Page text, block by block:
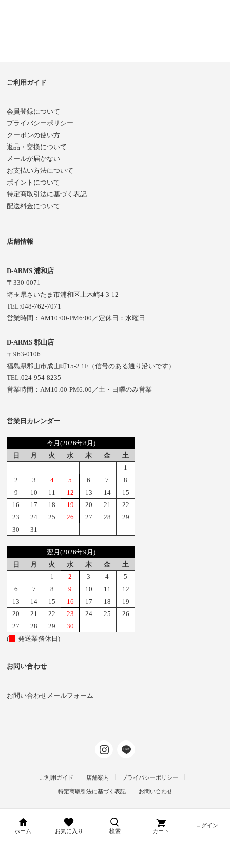
ご利用ガイド
会員登録について
プライバシーポリシー
クーポンの使い方
返品・交換について
メールが届かない
お支払い方法について
ポイントについて
特定商取引法に基づく表記
配送料金について
店舗情報
D-ARMS 浦和店
〒330-0071
埼玉県さいたま市浦和区上木崎4-3-12
TEL:048-762-7071
営業時間：AM10:00-PM6:00／定休日：水曜日
D-ARMS 郡山店
〒963-0106
福島県郡山市成山町15-2 1F（信号のある通り沿いです）
TEL:024-954-8235
営業時間：AM10:00-PM6:00／土・日曜のみ営業
営業日カレンダー
今月(2026年8月)
日
月 火 水 木 金
土
1
2
3 4 5 6 7
8
9
10 11 12 13 14
15
16
17 18 19 20 21
22
23
24 25 26 27 28
29
30
31
翌月(2026年9月)
日
月 火 水 木 金
土
1
2 3 4
5
6
7 8 9 10 11
12
13
14 15 16 17 18
19
20
21 22 23 24 25
26
27
28 29
30
(
発送業務休日)
お問い合わせ
お問い合わせメールフォーム
ご利用ガイド 店舗案内 プライバシーポリシー
特定商取引法に基づく表記 お問い合わせ
d-arms-shop.jp
ホーム お気に入り 検索 カート
ログイン